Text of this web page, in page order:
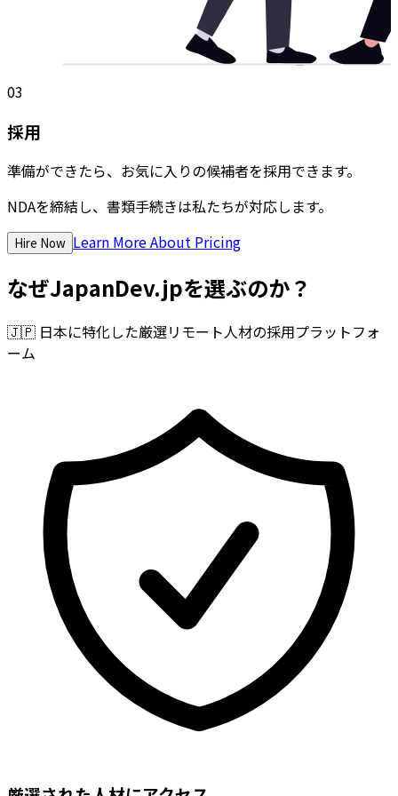
03
採用
準備ができたら、お気に入りの候補者を採用できます。
NDAを締結し、書類手続きは私たちが対応します。
Hire Now Learn More About Pricing
なぜJapanDev.jpを選ぶのか？
🇯🇵 日本に特化した厳選リモート人材の採用プラットフォ
ーム